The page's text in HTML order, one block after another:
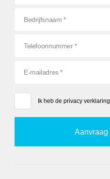
Ik heb de privacy verklaring